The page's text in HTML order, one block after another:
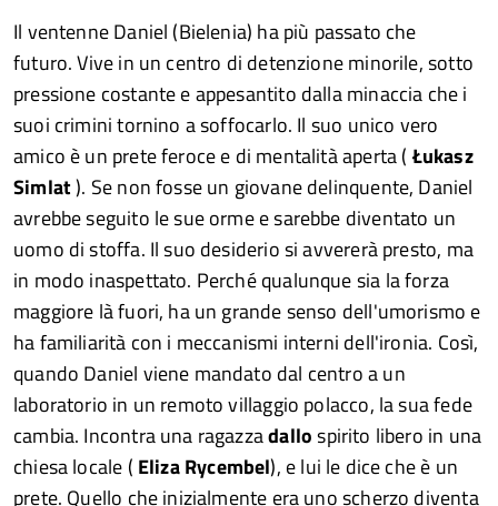
Il ventenne Daniel (Bielenia) ha più passato che
futuro. Vive in un centro di detenzione minorile, sotto
pressione costante e appesantito dalla minaccia che i
suoi crimini tornino a soffocarlo. Il suo unico vero
amico è un prete feroce e di mentalità aperta (Łukasz
Simlat). Se non fosse un giovane delinquente, Daniel
avrebbe seguito le sue orme e sarebbe diventato un
uomo di stoffa. Il suo desiderio si avvererà presto, ma
in modo inaspettato. Perché qualunque sia la forza
maggiore là fuori, ha un grande senso dell'umorismo e
ha familiarità con i meccanismi interni dell'ironia. Così,
quando Daniel viene mandato dal centro a un
laboratorio in un remoto villaggio polacco, la sua fede
cambia. Incontra una ragazzadallospirito libero in una
chiesa locale ( Eliza Rycembel), e lui le dice che è un
prete. Quello che inizialmente era uno scherzo diventa